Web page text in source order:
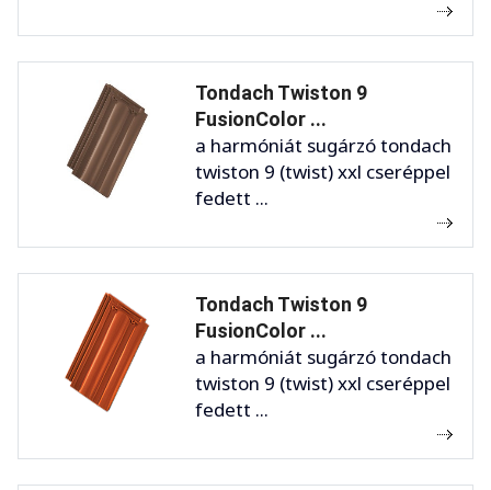
Tondach Twiston 9
FusionColor ...
a harmóniát sugárzó tondach
twiston 9 (twist) xxl cseréppel
fedett ...
Tondach Twiston 9
FusionColor ...
a harmóniát sugárzó tondach
twiston 9 (twist) xxl cseréppel
fedett ...